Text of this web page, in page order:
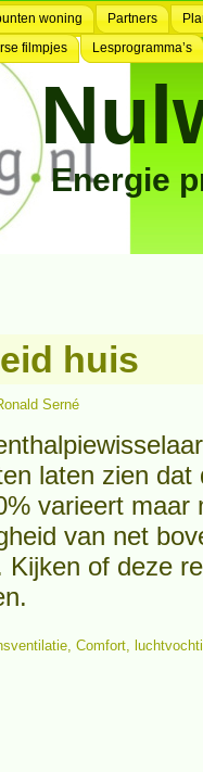
woning Partners
filmpjes Lesprogramma’s
Energie
huis
Serné
laten zien
varieert
van net
of deze
, Comfort,